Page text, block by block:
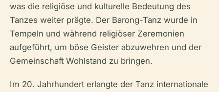
was die religiöse und kulturelle Bedeutung des
Tanzes weiter prägte. Der Barong-Tanz wurde in
Tempeln und während religiöser Zeremonien
aufgeführt, um böse Geister abzuwehren und der
Gemeinschaft Wohlstand zu bringen.
Im 20. Jahrhundert erlangte der Tanz internationale